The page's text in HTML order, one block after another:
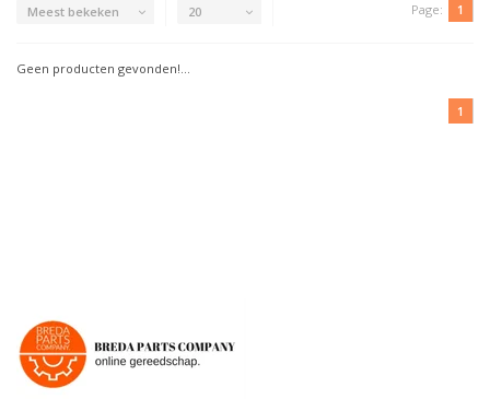
Meest bekeken 20 Page: 1
Geen producten gevonden!...
1